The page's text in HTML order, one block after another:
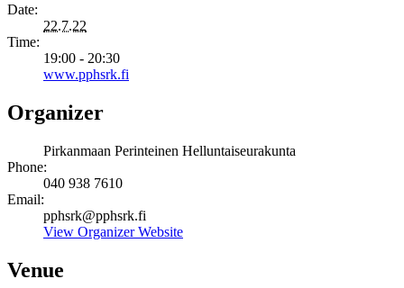
Date:
22.7.22
Time:
19:00 - 20:30
www.pphsrk.fi
Organizer
Pirkanmaan Perinteinen Helluntaiseurakunta
Phone:
040 938 7610
Email:
pphsrk@pphsrk.fi
View Organizer Website
Venue